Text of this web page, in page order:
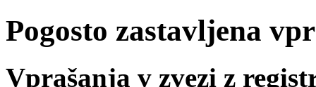
Pogosto zastavljena
Vprašanja v zvezi z